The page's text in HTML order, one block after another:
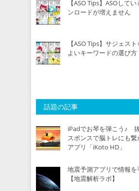
【ASO Tips】ASOして
ンロードが増えません
【ASO Tips】サジェス
よいキーワードの選び方
話題の記事
iPadでお琴を弾こう♪
スポンスで脳トレにも
アプリ「iKoto HD」
地震予測アプリで情報
【地震解析ラボ】